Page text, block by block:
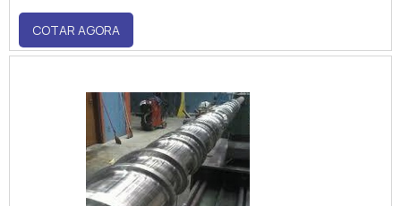
submetida a processos por meio de
maquinários sofisticados que contam alta
precisão, devolvendo todos os atributos do
etapas de bruniment.
COTAR AGORA